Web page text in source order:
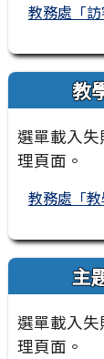
劃，敬
函轉教育
教務處「
教
選單載入
理頁面。
教務處「
主
選單載入
理頁面。